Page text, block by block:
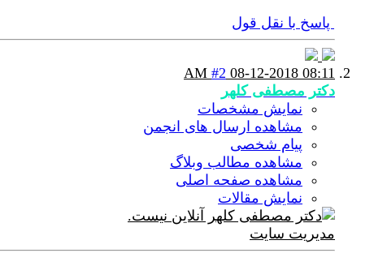
پاسخ با نقل قول
08-12-2018 08:11 AM
#2
دکتر مصطفی کلهر
نمایش مشخصات
مشاهده ارسال های انجمن
پیام شخصی
مشاهده مطالب وبلاگ
مشاهده صفحه اصلی
نمایش مقالات
مدیریت سایت